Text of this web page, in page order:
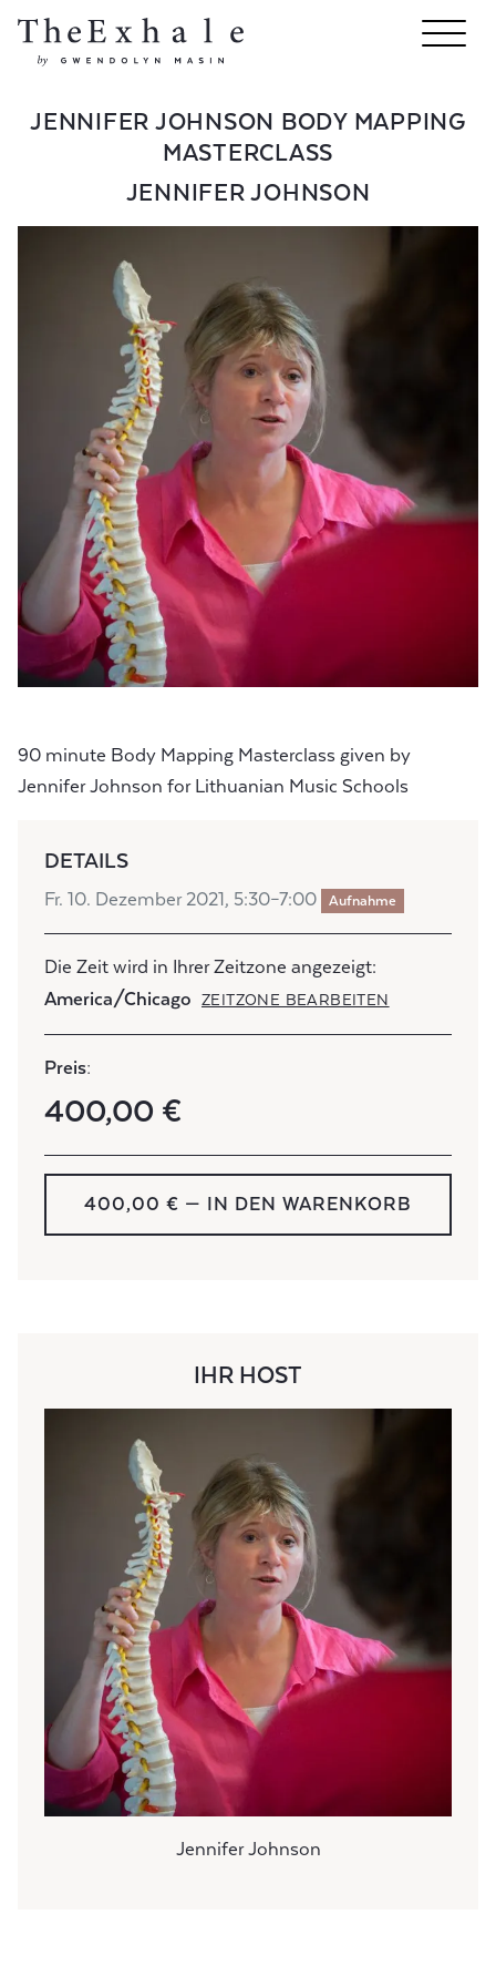
JENNIFER JOHNSON BODY MAPPING
MASTERCLASS
JENNIFER JOHNSON
90 minute Body Mapping Masterclass given by
Jennifer Johnson for Lithuanian Music Schools
DETAILS
Fr. 10. Dezember 2021, 5:30–7:00 Aufnahme
Die Zeit wird in Ihrer Zeitzone angezeigt:
America/Chicago
ZEITZONE BEARBEITEN
Preis:
400,00 €
400,00 € — IN DEN WARENKORB
IHR HOST
Jennifer Johnson